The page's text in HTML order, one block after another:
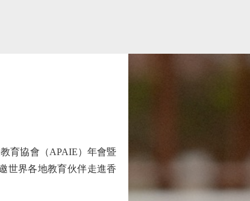
育協會（APAIE）年會暨
世界各地教育伙伴走進香